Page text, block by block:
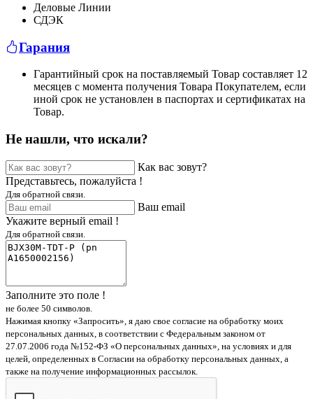
Деловые Линии
СДЭК
Гарания
Гарантийный срок на поставляемый Товар составляет 12
месяцев с момента получения Товара Покупателем, если
иной срок не установлен в паспортах и сертификатах на
Товар.
Не нашли, что искали?
Как вас зовут?
Представьтесь, пожалуйста !
Для обратной связи.
Ваш email
Укажите верный email !
Для обратной связи.
Заполните это поле !
не более 50 символов.
Нажимая кнопку «Запросить», я даю свое согласие на обработку моих
персональных данных, в соответствии с Федеральным законом от
27.07.2006 года №152-ФЗ «О персональных данных», на условиях и для
целей, определенных в Согласии на обработку персональных данных, а
также на получение информационных рассылок.